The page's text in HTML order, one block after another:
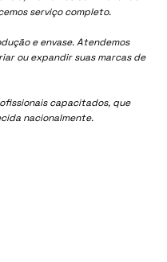
serviço completo.
e envase. Atendemos
ou expandir suas marcas de
capacitados, que
nacionalmente.